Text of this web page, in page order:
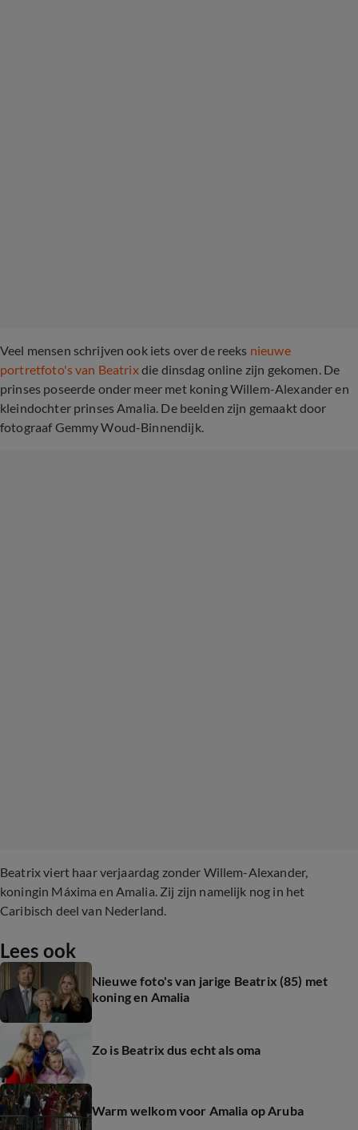
Veel mensen schrijven ook iets over de reeks nieuwe
portretfoto's van Beatrixdie dinsdag online zijn gekomen. De
prinses poseerde onder meer met koning Willem-Alexander en
kleindochter prinses Amalia. De beelden zijn gemaakt door
fotograaf Gemmy Woud-Binnendijk.
Beatrix viert haar verjaardag zonder Willem-Alexander,
koningin Máxima en Amalia. Zij zijn namelijk nog in het
Caribisch deel van Nederland.
Lees ook
Nieuwe foto's van jarige Beatrix (85) met
koning en Amalia
Zo is Beatrix dus echt als oma
Warm welkom voor Amalia op Aruba